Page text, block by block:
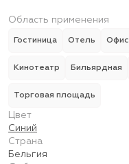
Область применения
Гостиница Отель Офис
Кинотеатр Бильярдная
Торговая площадь
Цвет
Синий
Страна
Бельгия